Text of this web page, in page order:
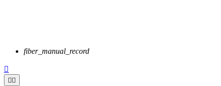
fiber_manual_record

 